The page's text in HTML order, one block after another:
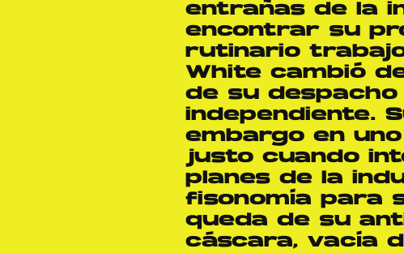
entrañas de la
encontrar su
rutinario
White cambió
de su
independiente.
embargo en
justo cuando
planes de la
fisonomía para
queda de su
cáscara, vacía